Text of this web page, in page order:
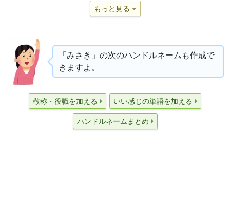
もっと見る
「みさき」の次のハンドルネームも作成で
きますよ。
敬称・役職を加える いい感じの単語を加える
ハンドルネームまとめ